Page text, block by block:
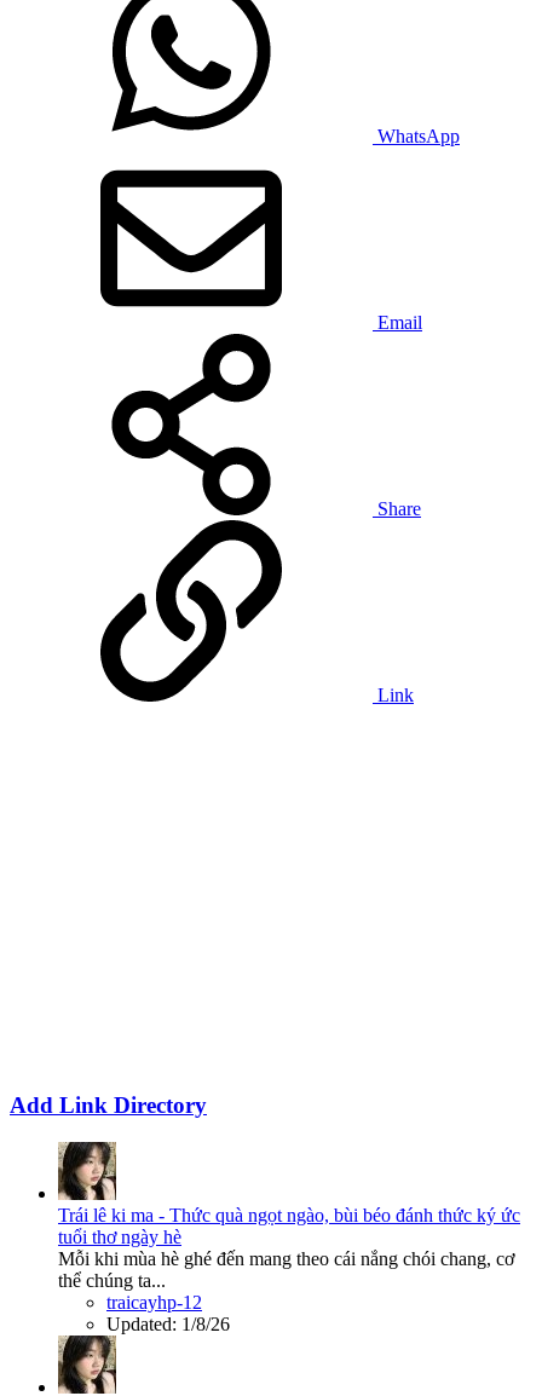
WhatsApp
Email
Share
Link
Add Link Directory
Trái lê ki ma - Thức quà ngọt ngào, bùi béo đánh thức ký ức
tuổi thơ ngày hè
Mỗi khi mùa hè ghé đến mang theo cái nắng chói chang, cơ
thể chúng ta...
traicayhp-12
Updated: 1/8/26